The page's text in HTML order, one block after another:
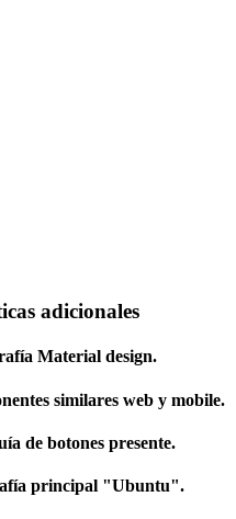
adicionales
Material design.
similares web y mobile.
de botones presente.
principal "Ubuntu".